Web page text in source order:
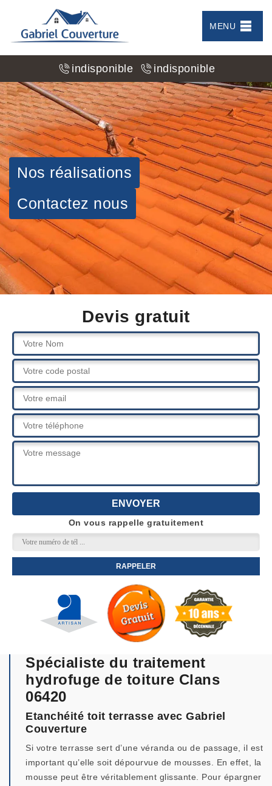
MENU
indisponible indisponible
Nos réalisations
Contactez nous
Devis gratuit
On vous rappelle gratuitement
Spécialiste du traitement
hydrofuge de toiture Clans
06420
Etanchéité toit terrasse avec Gabriel
Couverture
Si votre terrasse sert d’une véranda ou de passage, il est
important qu’elle soit dépourvue de mousses. En effet, la
mousse peut être véritablement glissante. Pour épargner